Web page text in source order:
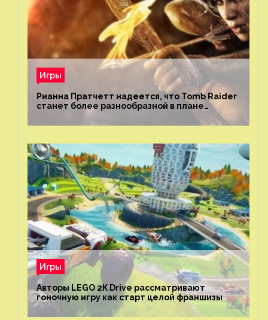
Игры
Рианна Пратчетт надеется, что Tomb Raider
станет более разнообразной в плане
репрезентации
Игры
Авторы LEGO 2K Drive рассматривают
гоночную игру как старт целой франшизы